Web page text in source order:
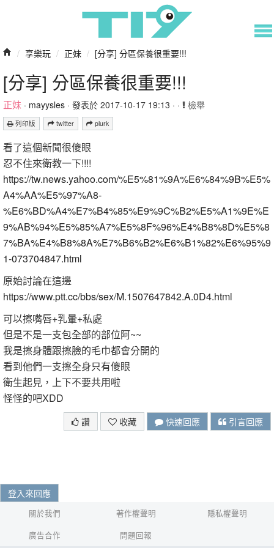
/ 享樂玩 / 正妹 / [分享] 分區保養很重要!!!
[分享] 分區保養很重要!!!
正妹 · mayysles · 發表於 2017-10-17 19:13 · · 檢舉
列印版 twitter plurk
看了這個新聞很傻眼
忍不住來衛教一下!!!!
https://tw.news.yahoo.com/%E5%81%9A%E6%84%9B%E5%
A4%AA%E5%97%A8-
%E6%BD%A4%E7%B4%85%E9%9C%B2%E5%A1%9E%E
9%AB%94%E5%85%A7%E5%8F%96%E4%B8%8D%E5%8
7%BA%E4%B8%8A%E7%B6%B2%E6%B1%82%E6%95%9
1-073704847.html
原始討論在這邊
https://www.ptt.cc/bbs/sex/M.1507647842.A.0D4.html
可以擦嘴唇+乳暈+私處
但是不是一支包全部的部位阿~~
我是擦身體跟擦臉的毛巾都會分開的
看到他們一支擦全身只有傻眼
衛生起見，上下不要共用啦
怪怪的吧XDD
讚 收藏 快速回應 引言回應
登入來回應
關於我們 著作權聲明
隱私權聲明
廣告合作
問題回報